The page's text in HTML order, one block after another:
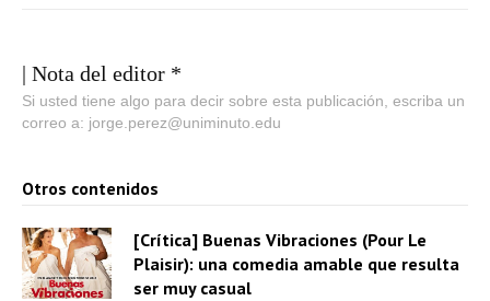
| Nota del editor *
Si usted tiene algo para decir sobre esta publicación, escriba un
correo a: jorge.perez@uniminuto.edu
Otros contenidos
[Crítica] Buenas Vibraciones (Pour Le
Plaisir): una comedia amable que resulta
ser muy casual